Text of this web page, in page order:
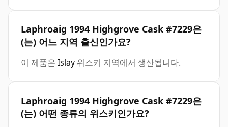
Laphroaig 1994 Highgrove Cask #7229은
(는) 어느 지역 출신인가요?
이 제품은 Islay 위스키 지역에서 생산됩니다.
Laphroaig 1994 Highgrove Cask #7229은
(는) 어떤 종류의 위스키인가요?